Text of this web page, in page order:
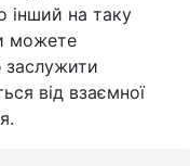
інший на таку
можете
заслужити
від взаємної